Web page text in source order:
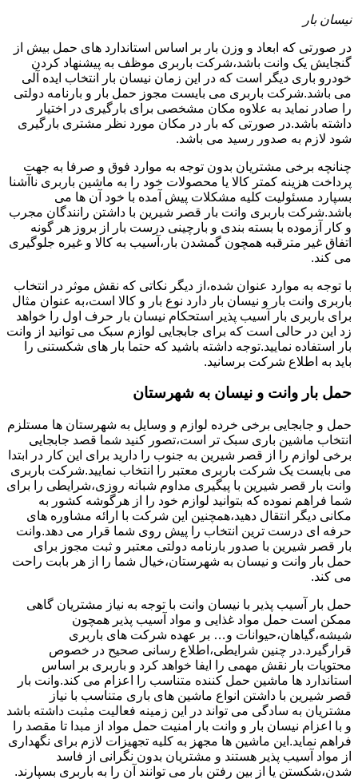
نیسان بار
در صورتی که ابعاد و وزن بار بر اساس استاندارد های حمل بیش از
گنجایش یک وانت باشد،شرکت باربری موظف به پیشنهاد کردن
خودرو باری دیگر است که در این زمان نیسان بار انتخاب ایده آلی
می باشد.شرکت باربری می بایست مجوز حمل بار و بارنامه دولتی
را صادر نماید به علاوه مکان مشخصی برای بارگیری در اختیار
داشته باشد.در صورتی که بار در مکان مورد نظر مشتری بارگیری
شود لازم به صدور رسید می باشد.
چنانچه برخی مشتریان بدون توجه به موارد فوق و صرفا به جهت
پرداخت هزینه کمتر کالا یا محصولات خود را به ماشین باربری ناآشنا
بسپارد مسئولیت کلیه مشکلات پیش آمده با خود آن ها می
باشد.شرکت باربری وانت بار قصر شیرین با داشتن رانندگان مجرب
و کار آزموده با بسته بندی و بارچینی درست بار از بروز هر گونه
اتفاق غیر مترقبه همچون گمشدن بار،آسیب به کالا و غیره جلوگیری
می کند.
با توجه به موارد عنوان شده،از دیگر نکاتی که نقش موثر در انتخاب
باربری وانت بار و نیسان بار دارد نوع بار و کالا است،به عنوان مثال
برای باربری بار آسیب پذیر استحکام نیسان بار حرف اول را خواهد
زد این در حالی است که برای جابجایی لوازم سبک می توانید از وانت
بار استفاده نمایید.توجه داشته باشید که حتما بار های شکستنی را
باید به اطلاع شرکت برسانید.
حمل بار وانت و نیسان به شهرستان
حمل و جابجایی برخی خرده لوازم و وسایل به شهرستان ها مستلزم
انتخاب ماشین باری سبک تر است،تصور کنید شما قصد جابجایی
برخی لوازم را از قصر شیرین به جنوب را دارید برای این کار در ابتدا
می بایست یک شرکت باربری معتبر را انتخاب نمایید.شرکت باربری
وانت بار قصر شیرین با پیگیری مداوم شبانه روزی،شرایطی را برای
شما فراهم نموده که بتوانید لوازم خود را از هرگوشه کشور به
مکانی دیگر انتقال دهید،همچنین این شرکت با ارائه مشاوره های
حرفه ای درست ترین انتخاب را پیش روی شما قرار می دهد.وانت
بار قصر شیرین با صدور بارنامه دولتی معتبر و ثبت مجوز برای
حمل بار وانت و نیسان به شهرستان،خیال شما را از هر بابت راحت
می کند.
حمل بار آسیب پذیر با نیسان وانت با توجه به نیاز مشتریان گاهی
ممکن است حمل مواد غذایی و مواد آسیب پذیر همچون
شیشه،گیاهان،حیوانات و… بر عهده شرکت های باربری
قرارگیرد.در چنین شرایطی،اطلاع رسانی صحیح در خصوص
محتویات بار نقش مهمی را ایفا خواهد کرد و باربری بر اساس
استاندارد ها ماشین حمل کننده متناسب را اعزام می کند.وانت بار
قصر شیرین با داشتن انواع ماشین های باری متناسب با نیاز
مشتریان به سادگی می تواند در این زمینه فعالیت مثبت داشته باشد
و با اعزام نیسان بار و وانت بار امنیت حمل مواد از مبدا تا مقصد را
فراهم نماید.این ماشین ها مجهز به کلیه تجهیزات لازم برای نگهداری
از مواد آسیب پذیر هستند و مشتریان بدون نگرانی از فاسد
شدن،شکستن یا از بین رفتن بار می توانند آن را به باربری بسپارند.